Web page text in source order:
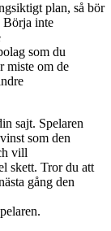
plan, så bör
Börja inte
som du
miste om de
sajt. Spelaren
som den
vill
skett. Tror du att
gång den